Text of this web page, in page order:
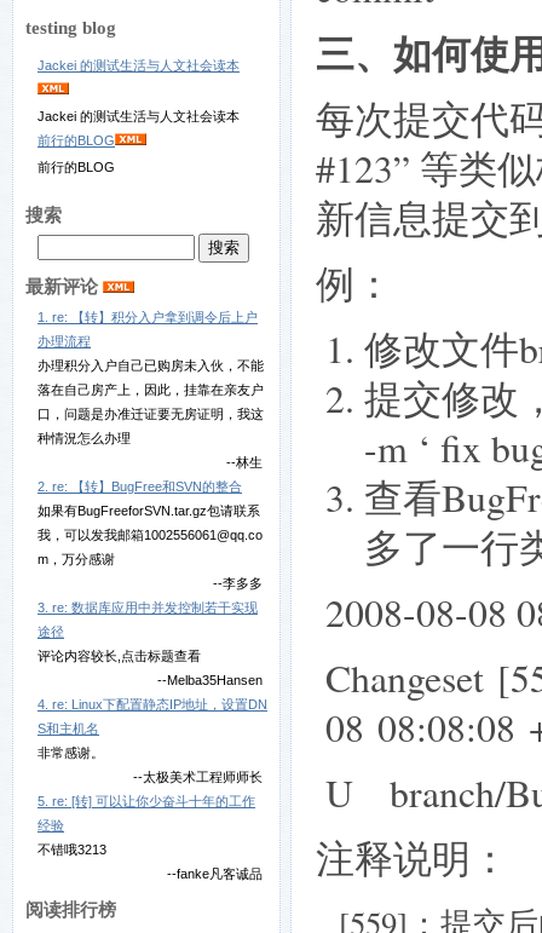
testing blog
Jackei 的测试生活与人文社会读本
Jackei 的测试生活与人文社会读本
前行的BLOG
前行的BLOG
搜索
最新评论
1. re: 【转】积分入户拿到调令后上户
办理流程
办理积分入户自己已购房未入伙，不能
落在自己房产上，因此，挂靠在亲友户
口，问题是办准迁证要无房证明，我这
种情況怎么办理
--林生
2. re: 【转】BugFree和SVN的整合
如果有BugFreeforSVN.tar.gz包请联系
我，可以发我邮箱1002556061@qq.co
m，万分感谢
--李多多
3. re: 数据库应用中并发控制若干实现
途径
评论内容较长,点击标题查看
--Melba35Hansen
4. re: Linux下配置静态IP地址，设置DN
S和主机名
非常感谢。
--太极美术工程师师长
5. re: [转] 可以让你少奋斗十年的工作
经验
不错哦3213
--fanke凡客诚品
阅读排行榜
三、如何使
每次提交代
#123” 等类
新信息提交
例：
修改文件
提交修改
-m ‘ fix
查看
多了一行
2008-08-08
Changeset
08 08:08:08
U branch/
注释说明：
[559]：提交